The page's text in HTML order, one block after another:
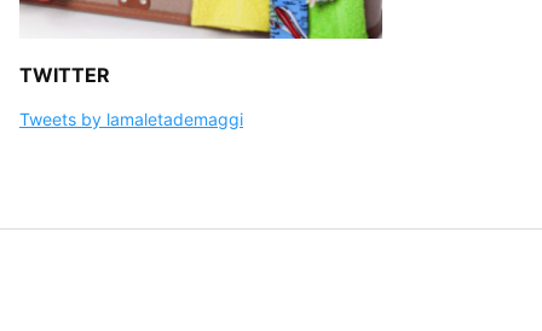
TWITTER
Tweets by lamaletademaggi